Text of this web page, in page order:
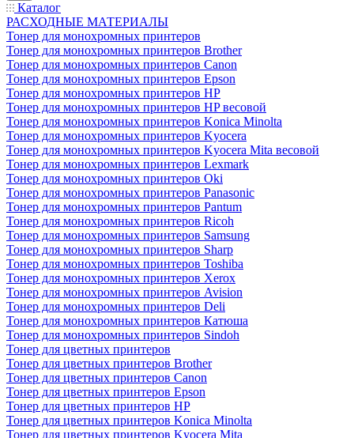
Каталог
РАСХОДНЫЕ МАТЕРИАЛЫ
Тонер для монохромных принтеров
Тонер для монохромных принтеров Brother
Тонер для монохромных принтеров Canon
Тонер для монохромных принтеров Epson
Тонер для монохромных принтеров HP
Тонер для монохромных принтеров HP весовой
Тонер для монохромных принтеров Konica Minolta
Тонер для монохромных принтеров Kyocera
Тонер для монохромных принтеров Kyocera Mita весовой
Тонер для монохромных принтеров Lexmark
Тонер для монохромных принтеров Oki
Тонер для монохромных принтеров Panasonic
Тонер для монохромных принтеров Pantum
Тонер для монохромных принтеров Ricoh
Тонер для монохромных принтеров Samsung
Тонер для монохромных принтеров Sharp
Тонер для монохромных принтеров Toshiba
Тонер для монохромных принтеров Xerox
Тонер для монохромных принтеров Avision
Тонер для монохромных принтеров Deli
Тонер для монохромных принтеров Катюша
Тонер для монохромных принтеров Sindoh
Тонер для цветных принтеров
Тонер для цветных принтеров Brother
Тонер для цветных принтеров Canon
Тонер для цветных принтеров Epson
Тонер для цветных принтеров HP
Тонер для цветных принтеров Konica Minolta
Тонер для цветных принтеров Kyocera Mita